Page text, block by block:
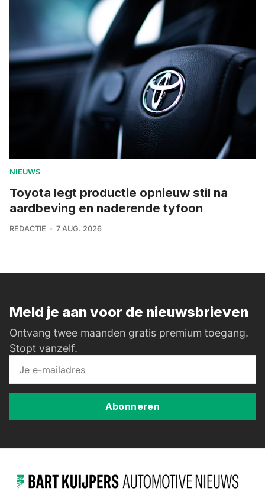
NIEUWS
Toyota legt productie opnieuw stil na
aardbeving en naderende tyfoon
REDACTIE 7 AUG. 2026
Meld je aan voor de nieuwsbrieven
Ontvang twee maanden gratis premium toegang.
Stopt vanzelf.
Abonneren